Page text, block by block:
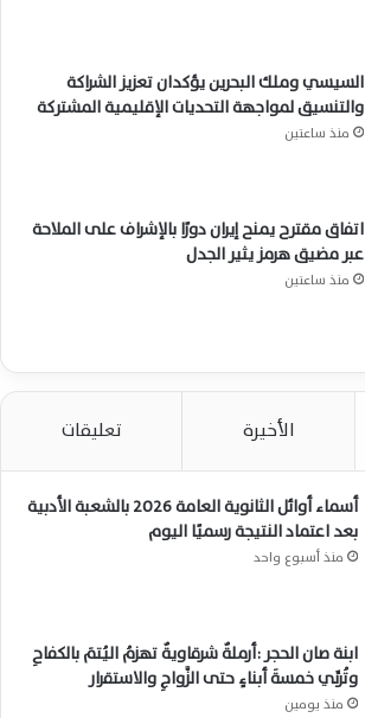
السيسي وملك البحرين يؤكدان تعزيز الشراكة
والتنسيق لمواجهة التحديات الإقليمية المشتركة
منذ ساعتين
اتفاق مقترح يمنح إيران دورًا بالإشراف على الملاحة
عبر مضيق هرمز يثير الجدل
منذ ساعتين
الأخيرة تعليقات
أسماء أوائل الثانوية العامة 2026 بالشعبة الأدبية
بعد اعتماد النتيجة رسميًا اليوم
منذ أسبوع واحد
ابنة صان الحجر :أرملةٌ شرقاويةٌ تهزمُ اليُتمَ بالكفاحِ
وتُربِّي خمسةَ أبناءٍ حتى الزَّواجِ والاستقرار
منذ يومين